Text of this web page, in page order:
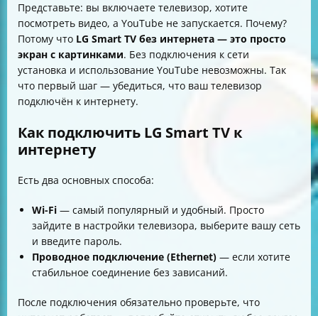
Представьте: вы включаете телевизор, хотите
посмотреть видео, а YouTube не запускается. Почему?
Потому что LG Smart TV без интернета — это просто
экран с картинками. Без подключения к сети
установка и использование YouTube невозможны. Так
что первый шаг — убедиться, что ваш телевизор
подключён к интернету.
Как подключить LG Smart TV к
интернету
Есть два основных способа:
Wi-Fi — самый популярный и удобный. Просто
зайдите в настройки телевизора, выберите вашу сеть
и введите пароль.
Проводное подключение (Ethernet) — если хотите
стабильное соединение без зависаний.
После подключения обязательно проверьте, что